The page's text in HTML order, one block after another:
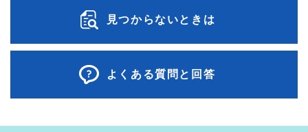
見つからないときは
よくある質問と回答